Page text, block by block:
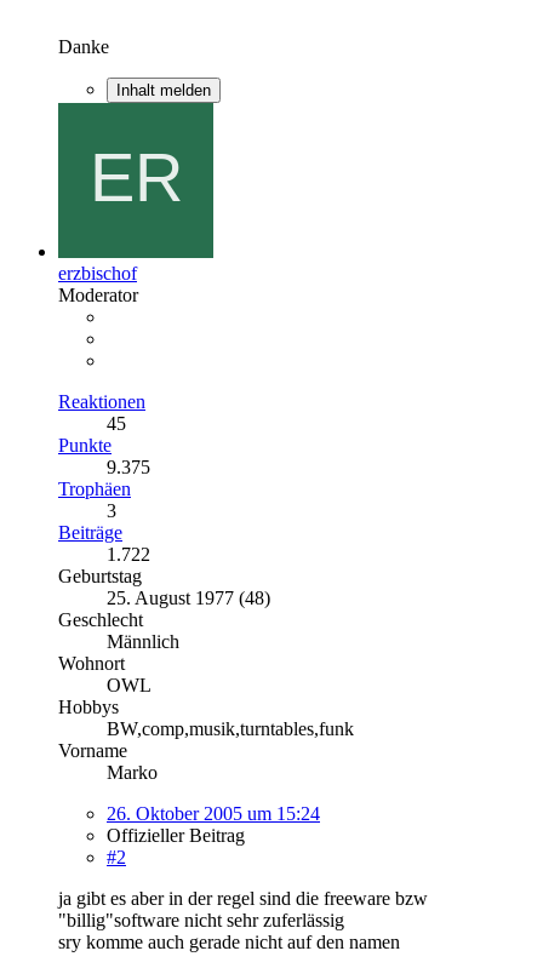
Danke
Inhalt melden
erzbischof
Moderator
Reaktionen
45
Punkte
9.375
Trophäen
3
Beiträge
1.722
Geburtstag
25. August 1977 (48)
Geschlecht
Männlich
Wohnort
OWL
Hobbys
BW,comp,musik,turntables,funk
Vorname
Marko
26. Oktober 2005 um 15:24
Offizieller Beitrag
#2
ja gibt es aber in der regel sind die freeware bzw
"billig"software nicht sehr zuferlässig
sry komme auch gerade nicht auf den namen